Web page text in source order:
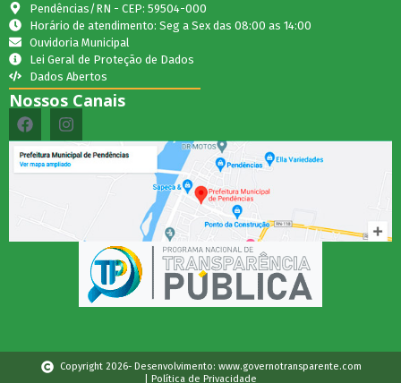
Pendências/RN - CEP: 59504-000
Horário de atendimento: Seg a Sex das 08:00 as 14:00
Ouvidoria Municipal
Lei Geral de Proteção de Dados
Dados Abertos
Nossos Canais
Copyright 2026- Desenvolvimento: www.governotransparente.com
| Política de Privacidade